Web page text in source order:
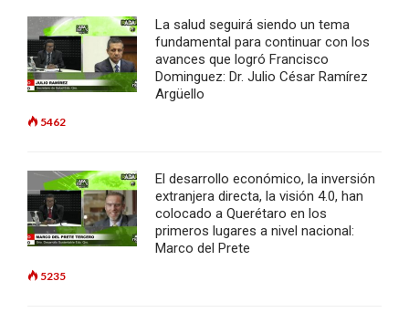
La salud seguirá siendo un tema
fundamental para continuar con los
avances que logró Francisco
Dominguez: Dr. Julio César Ramírez
Argüello
5462
El desarrollo económico, la inversión
extranjera directa, la visión 4.0, han
colocado a Querétaro en los
primeros lugares a nivel nacional:
Marco del Prete
5235